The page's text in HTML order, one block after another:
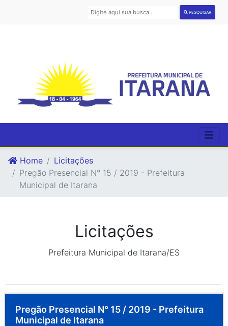
PESQUISAR
Home
Licitações
Pregão Presencial N° 15 / 2019 - Prefeitura
Municipal de Itarana
Licitações
Prefeitura Municipal de Itarana/ES
Pregão Presencial N° 15 / 2019 - Prefeitura
Municipal de Itarana